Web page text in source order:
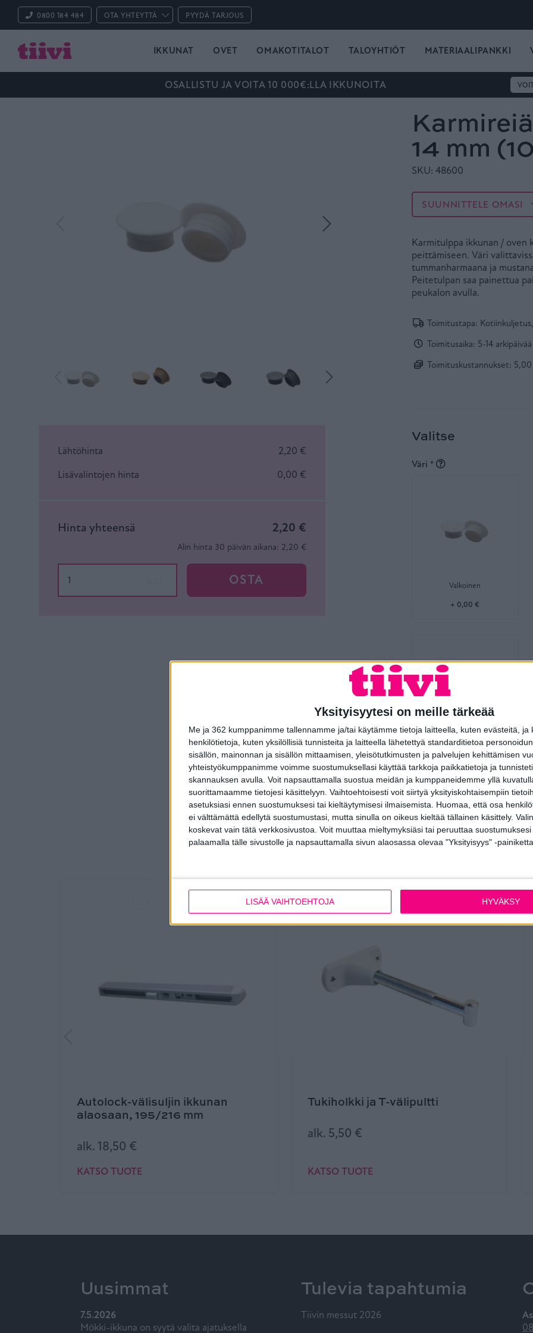
Yksityisyytesi on meille tärkeää
Me ja 362 kumppanimme tallennamme ja/tai käytämme tietoja laitteella, kuten evästeitä, ja
henkilötietoja, kuten yksilöllisiä tunnisteita ja laitteella lähetettyä standarditietoa
sisällön, mainonnan ja sisällön mittaamisen, yleisötutkimusten ja palvelujen kehittämisen
yhteistyökumppanimme voimme suostumuksellasi käyttää tarkkoja paikkatietoja ja
skannauksen avulla. Voit napsauttamalla suostua meidän ja kumppaneidemme yllä
suorittamaamme tietojesi käsittelyyn. Vaihtoehtoisesti voit siirtyä yksityiskohtaisempiin
asetuksiasi ennen suostumuksesi tai kieltäytymisesi ilmaisemista. Huomaa, että osa
ei välttämättä edellytä suostumustasi, mutta sinulla on oikeus kieltää tällainen käsittely.
koskevat vain tätä verkkosivustoa. Voit muuttaa mieltymyksiäsi tai peruuttaa
palaamalla tälle sivustolle ja napsauttamalla sivun alaosassa olevaa "Yksityisyys" -
LISÄÄ VAIHTOEHTOJA HYVÄKSY
0800 184 484 OTA YHTEYTTÄ PYYDÄ TARJOUS
IKKUNAT OVET OMAKOTITALOT TALOYHTIÖT MATERIAALIPANKKI
OSALLISTU JA VOITA 10 000€:LLA IKKUNOITA
Lähtöhinta
2,20 €
Lisävalintojen hinta
0,00 €
Hinta yhteensä 2,20 €
Alin hinta 30 päivän aikana: 2,20 €
OSTA
14 mm
SKU: 48600
SUUNNITTELE OMASI
Karmitulppa ikkunan / oven
peittämiseen. Väri
tummanharmaana ja
Peitetulpan saa painettua
peukalon avulla.
Toimitustapa:
Toimitusaika: 5-14 arkipäivää
Toimituskustannukset:
Valitse
Väri * Lisätietoja
Valkoinen
+ 0,00 €
Tummanharmaa
+ 0,00 €
Autolock-välisuljin ikkunan
alaosaan, 195/216 mm
alk. 18,50 €
KATSO TUOTE
Tukiholkki ja T-välipultti
alk. 5,50 €
KATSO TUOTE
Uusimmat
7.5.2026
Mökki-ikkuna on syytä valita ajatuksella
Tulevia tapahtumia
Tiivin messut 2026